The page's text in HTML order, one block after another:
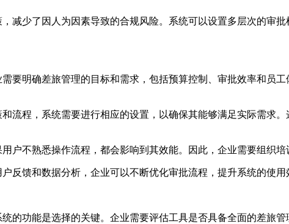
减少了因人为因素导致的合规风险。系统可以设置多层次的审
要明确差旅管理的目标和需求，包括预算控制、审批效率和员
流程，系统需要进行相应的设置，以确保其能够满足实际需求
户不熟悉操作流程，都会影响到其效能。因此，企业需要组织培
反馈和数据分析，企业可以不断优化审批流程，提升系统的使用
的功能是选择的关键。企业需要评估工具是否具备全面的差旅